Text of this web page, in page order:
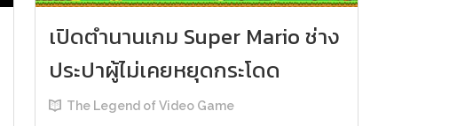
เปิดตำนานเกม Super Mario ช่าง
ประปาผู้ไม่เคยหยุดกระโดด
The Legend of Video Game